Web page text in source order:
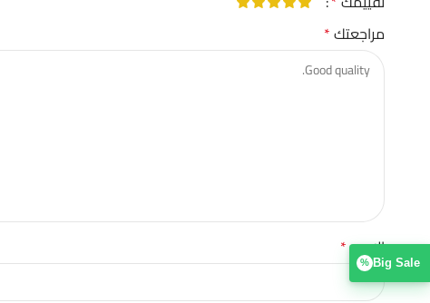
مراجعتك*
الاسم*
% Big Sale